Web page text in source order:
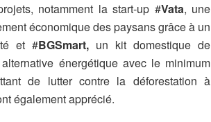
notamment la start-up #Vata, une
économique des paysans grâce à un
et #BGSmart, un kit domestique de
énergétique avec le minimum
de lutter contre la déforestation à
également apprécié.